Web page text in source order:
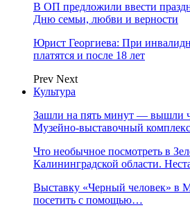
В ОП предложили ввести
Дню семьи, любви и верности
Юрист Георгиева: При
платятся и после 18 лет
Prev Next
Культура
Зашли на пять минут — вышли
Музейно-выставочный
Что необычное посмотреть в
Калининградской области.
Выставку «Черный человек» в
посетить с помощью…